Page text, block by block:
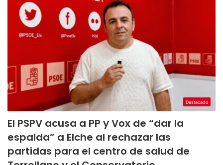
Destacado
El PSPV acusa a PP y Vox de “dar la
espalda” a Elche al rechazar las
partidas para el centro de salud de